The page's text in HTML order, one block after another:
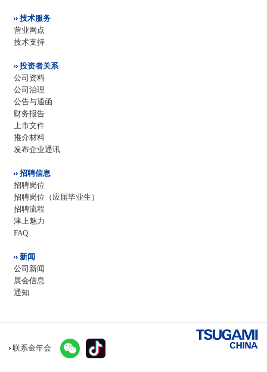
技术服务
营业网点
技术支持
投资者关系
公司资料
公司治理
公告与通函
财务报告
上市文件
推介材料
发布企业通讯
招聘信息
招聘岗位
招聘岗位（应届毕业生）
招聘流程
津上魅力
FAQ
新闻
公司新闻
展会信息
通知
联系金年会